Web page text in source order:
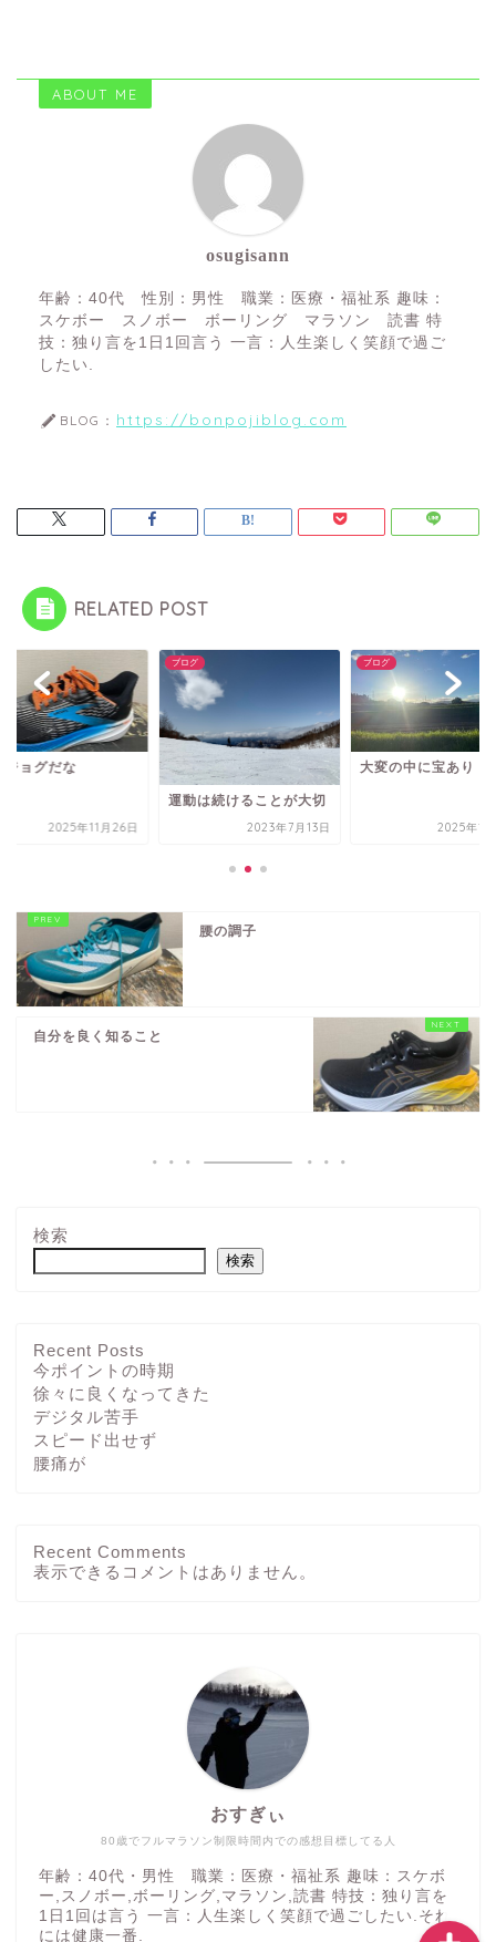
ABOUT ME
osugisann
年齢：40代 性別：男性 職業：医療・福祉系 趣味：
スケボー スノボー ボーリング マラソン 読書 特
技：独り言を1日1回言う 一言：人生楽しく笑顔で過ご
したい.
BLOG： https://bonpojiblog.com
RELATED POST
ジョグだな
2025年11月26日
ブログ
運動は続けることが大切
2023年7月13日
ブログ
大変の中に宝あり
2025年12
腰の調子
自分を良く知ること
検索
検索
Recent Posts
今ポイントの時期
徐々に良くなってきた
デジタル苦手
スピード出せず
腰痛が
Recent Comments
表示できるコメントはありません。
80歳でフルマラソン制限時間内での感想目標してる人
おすぎぃ
年齢：40代・男性 職業：医療・福祉系 趣味：スケボ
ー,スノボー,ボーリング,マラソン,読書 特技：独り言を
1日1回は言う 一言：人生楽しく笑顔で過ごしたい.それ
には健康一番.